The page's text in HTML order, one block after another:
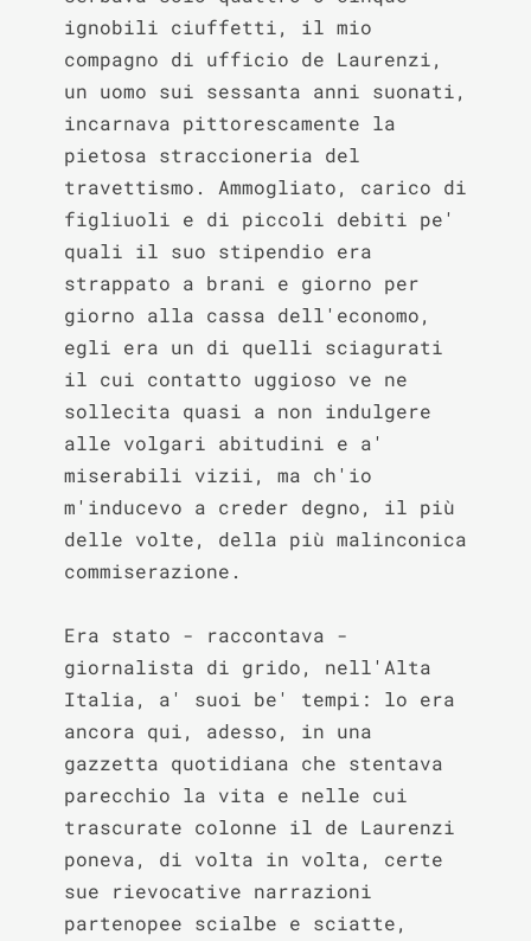
ignobili ciuffetti, il mio
compagno di ufficio de Laurenzi,
un uomo sui sessanta anni suonati,
incarnava pittorescamente la
pietosa straccioneria del
travettismo. Ammogliato, carico di
figliuoli e di piccoli debiti pe'
quali il suo stipendio era
strappato a brani e giorno per
giorno alla cassa dell'economo,
egli era un di quelli sciagurati
il cui contatto uggioso ve ne
sollecita quasi a non indulgere
alle volgari abitudini e a'
miserabili vizii, ma ch'io
m'inducevo a creder degno, il più
delle volte, della più malinconica
commiserazione.
Era stato - raccontava -
giornalista di grido, nell'Alta
Italia, a' suoi be' tempi: lo era
ancora qui, adesso, in una
gazzetta quotidiana che stentava
parecchio la vita e nelle cui
trascurate colonne il de Laurenzi
poneva, di volta in volta, certe
sue rievocative narrazioni
partenopee scialbe e sciatte,